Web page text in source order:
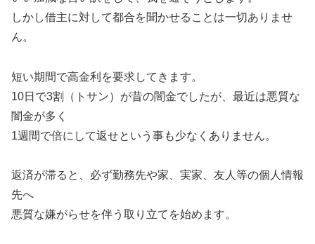
しかし借主に対して都合を聞かせることは一切ありませ
ん。
短い期間で高金利を要求してきます。
10日で3割（トサン）が昔の闇金でしたが、最近は悪質な
闇金が多く
1週間で倍にして返せという事も少なくありません。
返済が滞ると、必ず勤務先や家、実家、友人等の個人情報
先へ
悪質な嫌がらせを伴う取り立てを始めます。